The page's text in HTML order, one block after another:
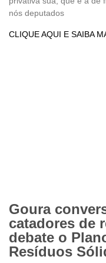
nós deputados
CLIQUE AQUI E SAIBA
Goura
catadores de
debate o
Resíduos